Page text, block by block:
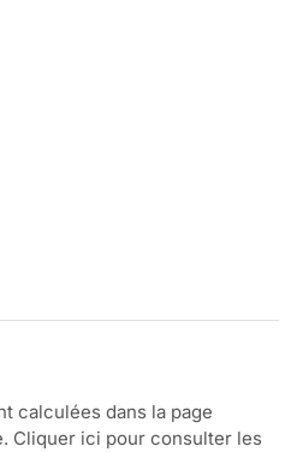
calculées dans la page
Cliquer ici pour consulter les